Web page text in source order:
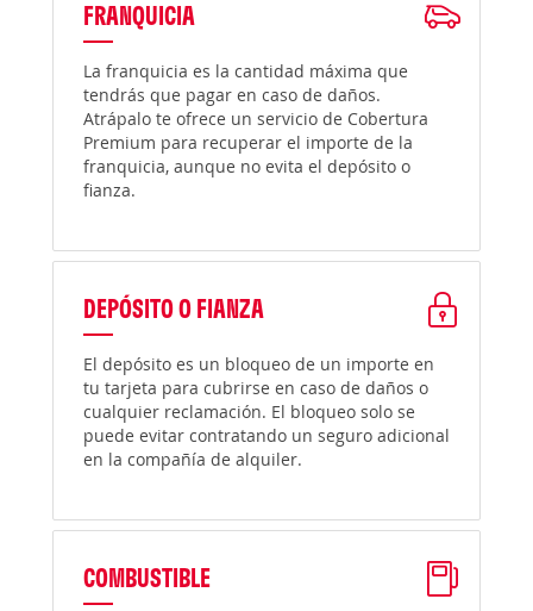
FRANQUICIA
La franquicia es la cantidad máxima que
tendrás que pagar en caso de daños.
Atrápalo te ofrece un servicio de Cobertura
Premium para recuperar el importe de la
franquicia, aunque no evita el depósito o
fianza.
DEPÓSITO O FIANZA
El depósito es un bloqueo de un importe en
tu tarjeta para cubrirse en caso de daños o
cualquier reclamación. El bloqueo solo se
puede evitar contratando un seguro adicional
en la compañía de alquiler.
COMBUSTIBLE